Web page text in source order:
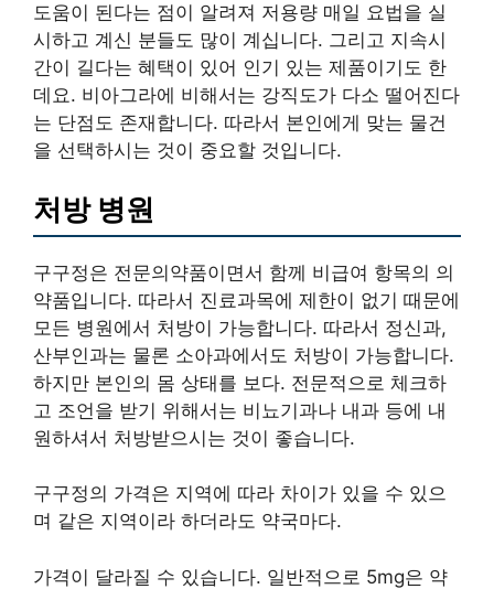
도움이 된다는 점이 알려져 저용량 매일 요법을 실
시하고 계신 분들도 많이 계십니다. 그리고 지속시
간이 길다는 혜택이 있어 인기 있는 제품이기도 한
데요. 비아그라에 비해서는 강직도가 다소 떨어진다
는 단점도 존재합니다. 따라서 본인에게 맞는 물건
을 선택하시는 것이 중요할 것입니다.
처방 병원
구구정은 전문의약품이면서 함께 비급여 항목의 의
약품입니다. 따라서 진료과목에 제한이 없기 때문에
모든 병원에서 처방이 가능합니다. 따라서 정신과,
산부인과는 물론 소아과에서도 처방이 가능합니다.
하지만 본인의 몸 상태를 보다. 전문적으로 체크하
고 조언을 받기 위해서는 비뇨기과나 내과 등에 내
원하셔서 처방받으시는 것이 좋습니다.
구구정의 가격은 지역에 따라 차이가 있을 수 있으
며 같은 지역이라 하더라도 약국마다.
가격이 달라질 수 있습니다. 일반적으로 5mg은 약